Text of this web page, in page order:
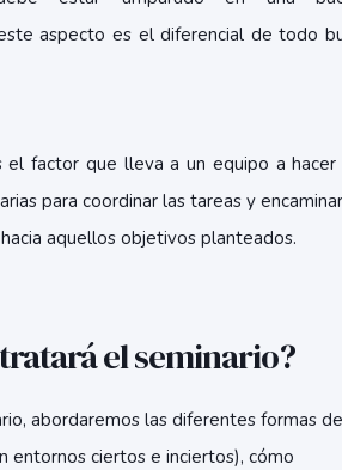
aspecto es el diferencial de todo
el factor que lleva a un equipo a hacer
para coordinar las tareas y
aquellos objetivos planteados.
el seminario?
abordaremos las diferentes formas de
entornos ciertos e inciertos), cómo